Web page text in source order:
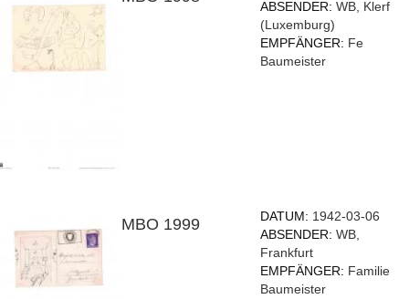
ABSENDER:WB, Klerf
(Luxemburg)
EMPFÄNGER: Fe
Baumeister
MBO 1999 DATUM: 1942-03-06
ABSENDER:WB,
Frankfurt
EMPFÄNGER: Familie
Baumeister